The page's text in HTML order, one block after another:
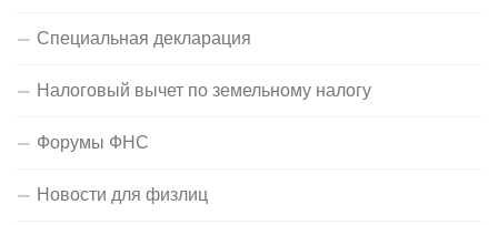
Специальная декларация
Налоговый вычет по земельному налогу
Форумы ФНС
Новости для физлиц